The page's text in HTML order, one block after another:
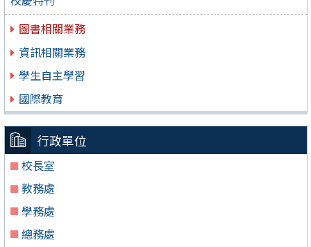
圖書相關業務
資訊相關業務
學生自主學習
國際教育
行政單位
校長室
教務處
學務處
總務處